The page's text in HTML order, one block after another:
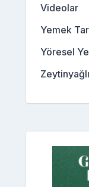
Videolar
Yemek
Yöresel